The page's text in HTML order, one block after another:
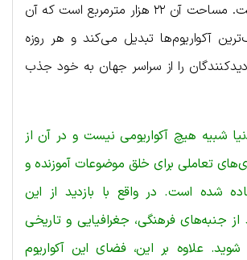
خود جای داده است. مساحت آن ۲۲ هزار مترمربع است که آن
آکواریوم‌ها تبدیل می‌کند و هر روزه
را از سراسر جهان به خود جذب
شبیه هیچ آکواریومی نیست و در آن از
تعاملی برای خلق موضوعات آموزنده و
شده است. در واقع با بازدید از این
از جنبه‌های فرهنگی، جغرافیایی و تاریخی
علاوه بر این، فضای این آکواریوم